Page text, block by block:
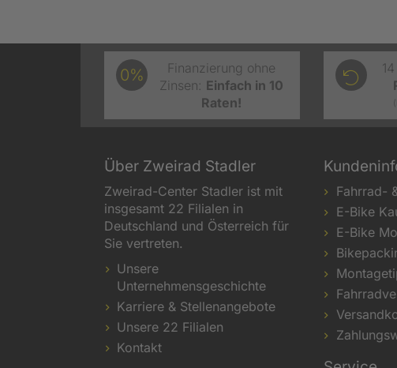
0%
Finanzierung ohne
Zinsen: Einfach in 10
Raten!
Über Zweirad Stadler
Zweirad-Center Stadler ist mit
insgesamt 22 Filialen in
Deutschland und Österreich für
Sie vertreten.
Unsere
Unternehmensgeschichte
Karriere & Stellenangebote
Unsere 22 Filialen
Kontakt
Fahrrad-
E-Bike
E-Bike